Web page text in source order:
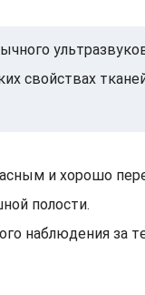
свойствах
и хорошо
полости.
наблюдения за